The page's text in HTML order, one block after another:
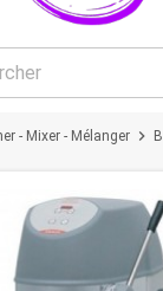
- Mixer - Mélanger chevron_right